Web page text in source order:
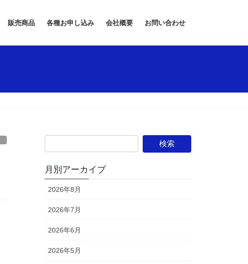
販売商品 各種お申し込み 会社概要 お問い合わせ
月別アーカイブ
2026年8月
2026年7月
2026年6月
2026年5月